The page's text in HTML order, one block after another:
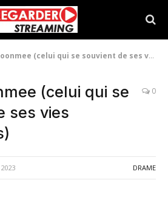
(celui qui se souvient de ses vies antérieures)
(celui qui se
ses vies
0
DRAME